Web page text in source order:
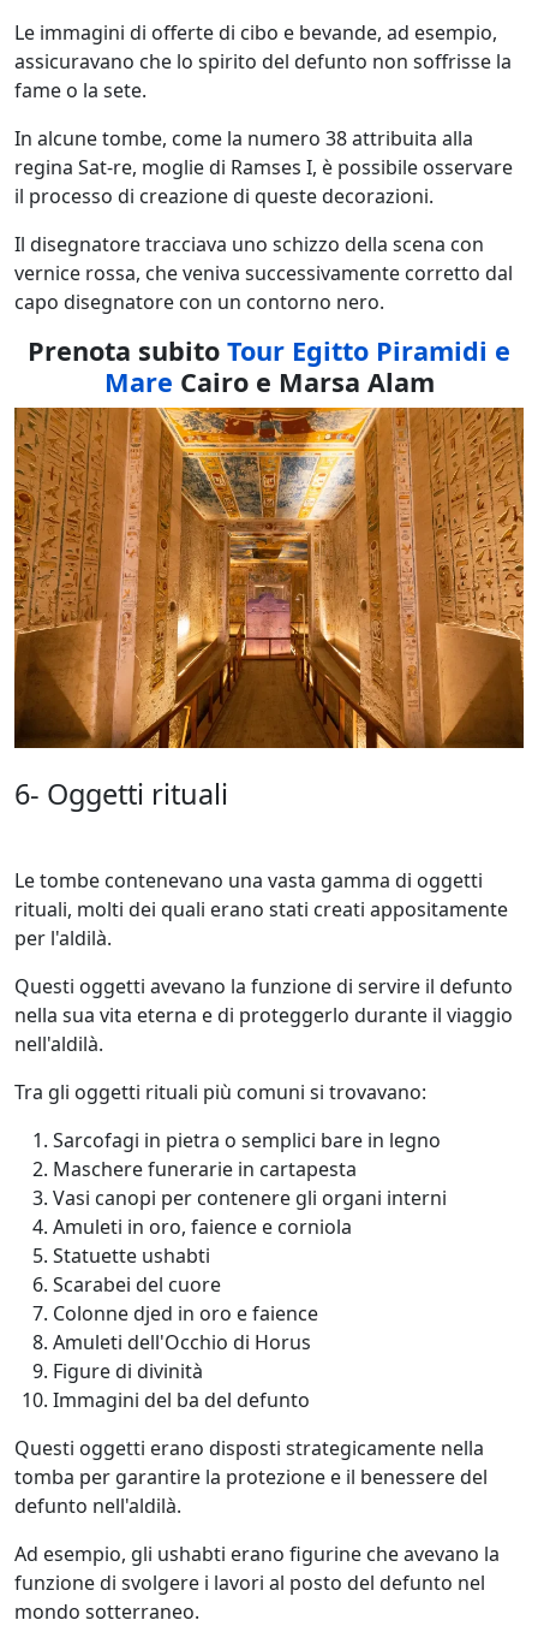
Le immagini di offerte di cibo e bevande, ad esempio,
assicuravano che lo spirito del defunto non soffrisse la
fame o la sete.
In alcune tombe, come la numero 38 attribuita alla
regina Sat-re, moglie di Ramses I, è possibile osservare
il processo di creazione di queste decorazioni.
Il disegnatore tracciava uno schizzo della scena con
vernice rossa, che veniva successivamente corretto dal
capo disegnatore con un contorno nero.
Prenota subito Tour Egitto Piramidi e
Mare Cairo e Marsa Alam
6- Oggetti rituali
Le tombe contenevano una vasta gamma di oggetti
rituali, molti dei quali erano stati creati appositamente
per l'aldilà.
Questi oggetti avevano la funzione di servire il defunto
nella sua vita eterna e di proteggerlo durante il viaggio
nell'aldilà.
Tra gli oggetti rituali più comuni si trovavano:
Sarcofagi in pietra o semplici bare in legno
Maschere funerarie in cartapesta
Vasi canopi per contenere gli organi interni
Amuleti in oro, faience e corniola
Statuette ushabti
Scarabei del cuore
Colonne djed in oro e faience
Amuleti dell'Occhio di Horus
Figure di divinità
Immagini del ba del defunto
Questi oggetti erano disposti strategicamente nella
tomba per garantire la protezione e il benessere del
defunto nell'aldilà.
Ad esempio, gli ushabti erano figurine che avevano la
funzione di svolgere i lavori al posto del defunto nel
mondo sotterraneo.